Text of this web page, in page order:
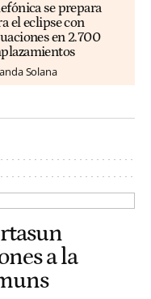
se prepara
el eclipse con
en 2.700
Solana
a la